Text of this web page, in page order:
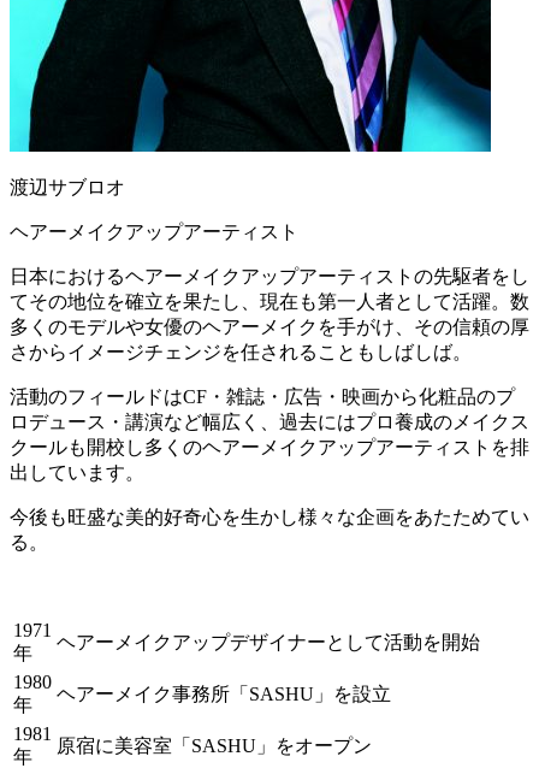
渡辺サブロオ
ヘアーメイクアップアーティスト
日本におけるヘアーメイクアップアーティストの先駆者をし
てその地位を確立を果たし、現在も第一人者として活躍。数
多くのモデルや女優のヘアーメイクを手がけ、その信頼の厚
さからイメージチェンジを任されることもしばしば。
活動のフィールドはCF・雑誌・広告・映画から化粧品のプ
ロデュース・講演など幅広く、過去にはプロ養成のメイクス
クールも開校し多くのヘアーメイクアップアーティストを排
出しています。
今後も旺盛な美的好奇心を生かし様々な企画をあたためてい
る。
1971
年
ヘアーメイクアップデザイナーとして活動を開始
1980
年
ヘアーメイク事務所「SASHU」を設立
1981
年
原宿に美容室「SASHU」をオープン